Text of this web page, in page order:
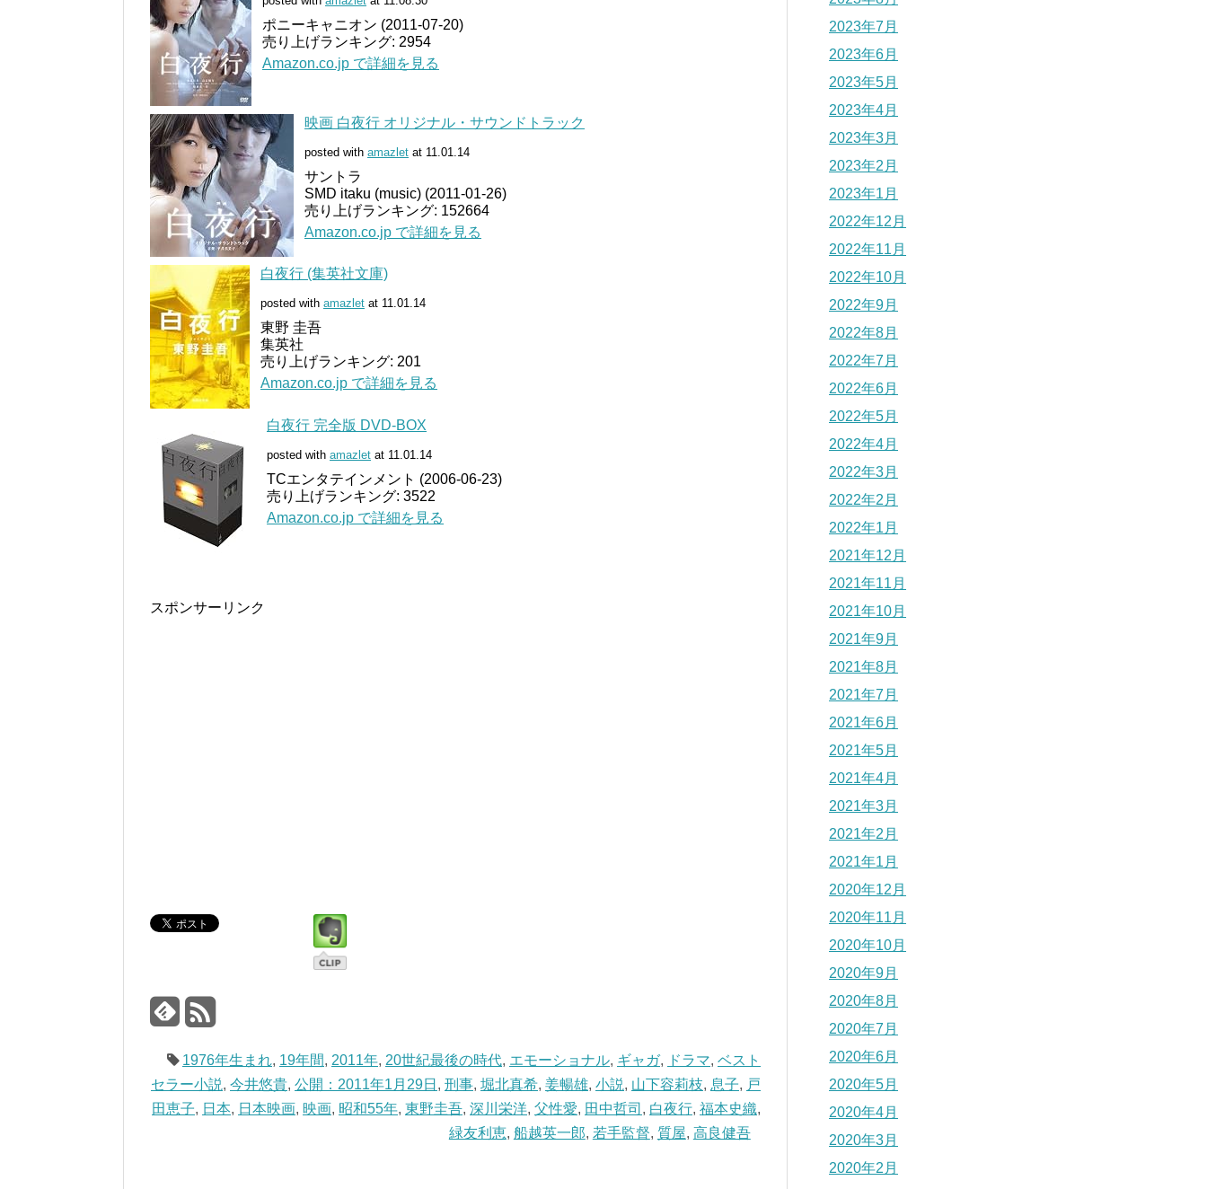
ポニーキャニオン (2011-07-20)
売り上げランキング: 2954
Amazon.co.jp で詳細を見る
映画 白夜行 オリジナル・サウンドトラック
posted with amazlet at 11.01.14
サントラ
SMD itaku (music) (2011-01-26)
売り上げランキング: 152664
Amazon.co.jp で詳細を見る
白夜行 (集英社文庫)
posted with amazlet at 11.01.14
東野 圭吾
集英社
売り上げランキング: 201
Amazon.co.jp で詳細を見る
白夜行 完全版 DVD-BOX
posted with amazlet at 11.01.14
TCエンタテインメント (2006-06-23)
売り上げランキング: 3522
Amazon.co.jp で詳細を見る
スポンサーリンク
1976年生まれ, 19年間, 2011年, 20世紀最後の時代, エモーショナル, ギャガ, ドラマ, ベスト
セラー小説, 今井悠貴, 公開：2011年1月29日 , 刑事, 堀北真希, 姜暢雄, 小説, 山下容莉枝, 息子, 戸
田恵子, 日本, 日本映画, 映画, 昭和55年, 東野圭吾, 深川栄洋, 父性愛, 田中哲司 , 白夜行, 福本史織,
緑友利恵, 船越英一郎, 若手監督, 質屋, 高良健吾
2023年7月
2023年6月
2023年5月
2023年4月
2023年3月
2023年2月
2023年1月
2022年12月
2022年11月
2022年10月
2022年9月
2022年8月
2022年7月
2022年6月
2022年5月
2022年4月
2022年3月
2022年2月
2022年1月
2021年12月
2021年11月
2021年10月
2021年9月
2021年8月
2021年7月
2021年6月
2021年5月
2021年4月
2021年3月
2021年2月
2021年1月
2020年12月
2020年11月
2020年10月
2020年9月
2020年8月
2020年7月
2020年6月
2020年5月
2020年4月
2020年3月
2020年2月